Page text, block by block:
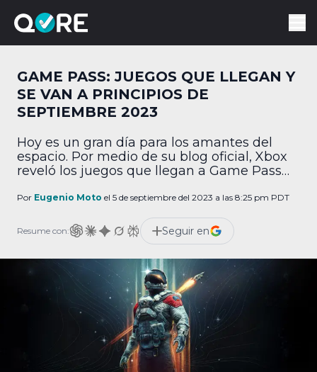
GAME PASS: JUEGOS QUE LLEGAN Y
SE VAN A PRINCIPIOS DE
SEPTIEMBRE 2023
Hoy es un gran día para los amantes del
espacio. Por medio de su blog oficial, Xbox
reveló los juegos que llegan a Game Pass
más llamativo es Starfield, el nuevo gran
es lo único. Aquí te dejamos la lista
completa: […]
Por Eugenio Moto el 5 de septiembre del 2023 a las 8:25 pm PDT
Resume con: Seguir en